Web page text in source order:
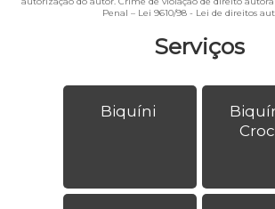
Serviços
Biquíni
Penal – Lei 9610/98 - Lei de direitos